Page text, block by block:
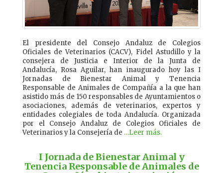
El presidente del Consejo Andaluz de Colegios
Oficiales de Veterinarios (CACV), Fidel Astudillo y la
consejera de Justicia e Interior de la Junta de
Andalucía, Rosa Aguilar, han inaugurado hoy las I
Jornadas de Bienestar Animal y Tenencia
Responsable de Animales de Compañía a la que han
asistido más de 150 responsables de Ayuntamientos o
asociaciones, además de veterinarios, expertos y
entidades colegiales de toda Andalucía. Organizada
por el Consejo Andaluz de Colegios Oficiales de
Veterinarios y la Consejería de …Leer más.
I Jornada de Bienestar Animal y
Tenencia Responsable de Animales de